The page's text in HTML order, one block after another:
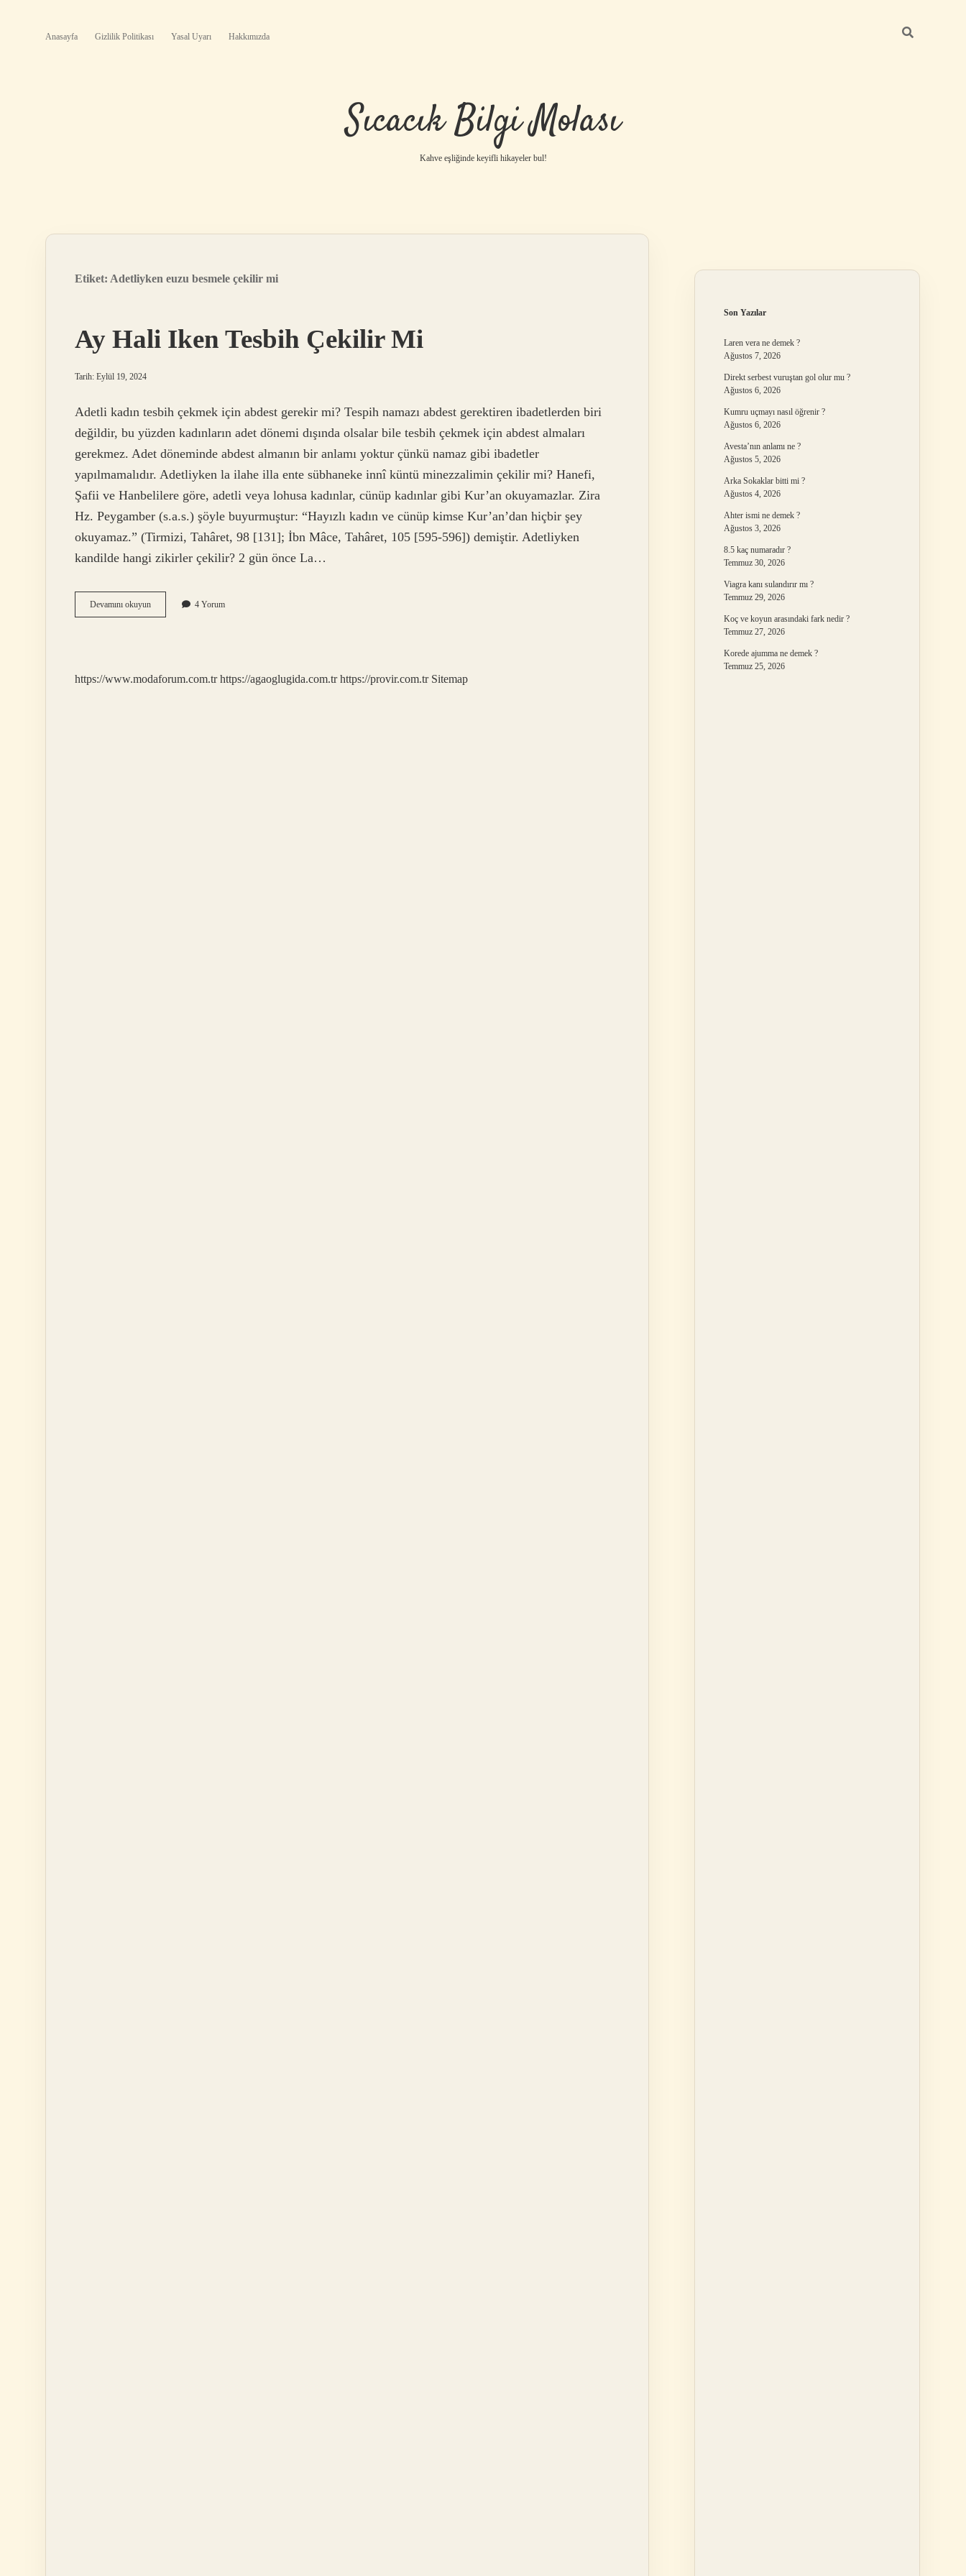
Anasayfa Gizlilik Politikası Yasal Uyarı Hakkımızda
Sıcacık Bilgi Molası
Kahve eşliğinde keyifli hikayeler bul!
Etiket: Adetliyken euzu besmele çekilir mi
Ay Hali Iken Tesbih Çekilir Mi
Tarih: Eylül 19, 2024
Adetli kadın tesbih çekmek için abdest gerekir mi? Tespih namazı abdest gerektiren ibadetlerden biri
değildir, bu yüzden kadınların adet dönemi dışında olsalar bile tesbih çekmek için abdest almaları
gerekmez. Adet döneminde abdest almanın bir anlamı yoktur çünkü namaz gibi ibadetler
yapılmamalıdır. Adetliyken la ilahe illa ente sübhaneke innî küntü minezzalimin çekilir mi? Hanefi,
Şafii ve Hanbelilere göre, adetli veya lohusa kadınlar, cünüp kadınlar gibi Kur’an okuyamazlar. Zira
Hz. Peygamber (s.a.s.) şöyle buyurmuştur: “Hayızlı kadın ve cünüp kimse Kur’an’dan hiçbir şey
okuyamaz.” (Tirmizi, Tahâret, 98 [131]; İbn Mâce, Tahâret, 105 [595-596]) demiştir. Adetliyken
kandilde hangi zikirler çekilir? 2 gün önce La…
Devamını okuyunAy
Hali
4 Yorum
https://www.modaforum.com.tr https://agaoglugida.com.tr https://provir.com.tr Sitemap
Son Yazılar
Laren vera ne demek ?
Ağustos 7, 2026
Direkt serbest vuruştan gol olur mu ?
Ağustos 6, 2026
Kumru uçmayı nasıl öğrenir ?
Ağustos 6, 2026
Avesta’nın anlamı ne ?
Ağustos 5, 2026
Arka Sokaklar bitti mi ?
Ağustos 4, 2026
Ahter ismi ne demek ?
Ağustos 3, 2026
8.5 kaç numaradır ?
Temmuz 30, 2026
Viagra kanı sulandırır mı ?
Temmuz 29, 2026
Koç ve koyun arasındaki fark nedir ?
Temmuz 27, 2026
Korede ajumma ne demek ?
Temmuz 25, 2026